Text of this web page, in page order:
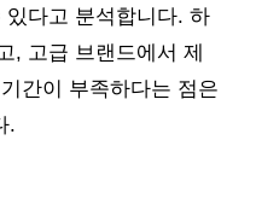
다고 분석합니다. 하
, 고급 브랜드에서 제
간이 부족하다는 점은
.